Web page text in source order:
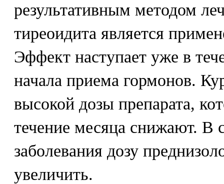
результативным методом
тиреоидита является
Эффект наступает уже в
начала приема гормонов.
высокой дозы препарата,
течение месяца снижают. В
заболевания дозу
увеличить.